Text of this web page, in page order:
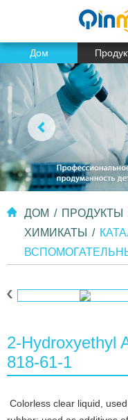
Дом
ДОМ / ПРОДУКТЫ
ХИМИКАТЫ
/
2-Hydroxyethyl
818-61-1
Colorless clear liquid,